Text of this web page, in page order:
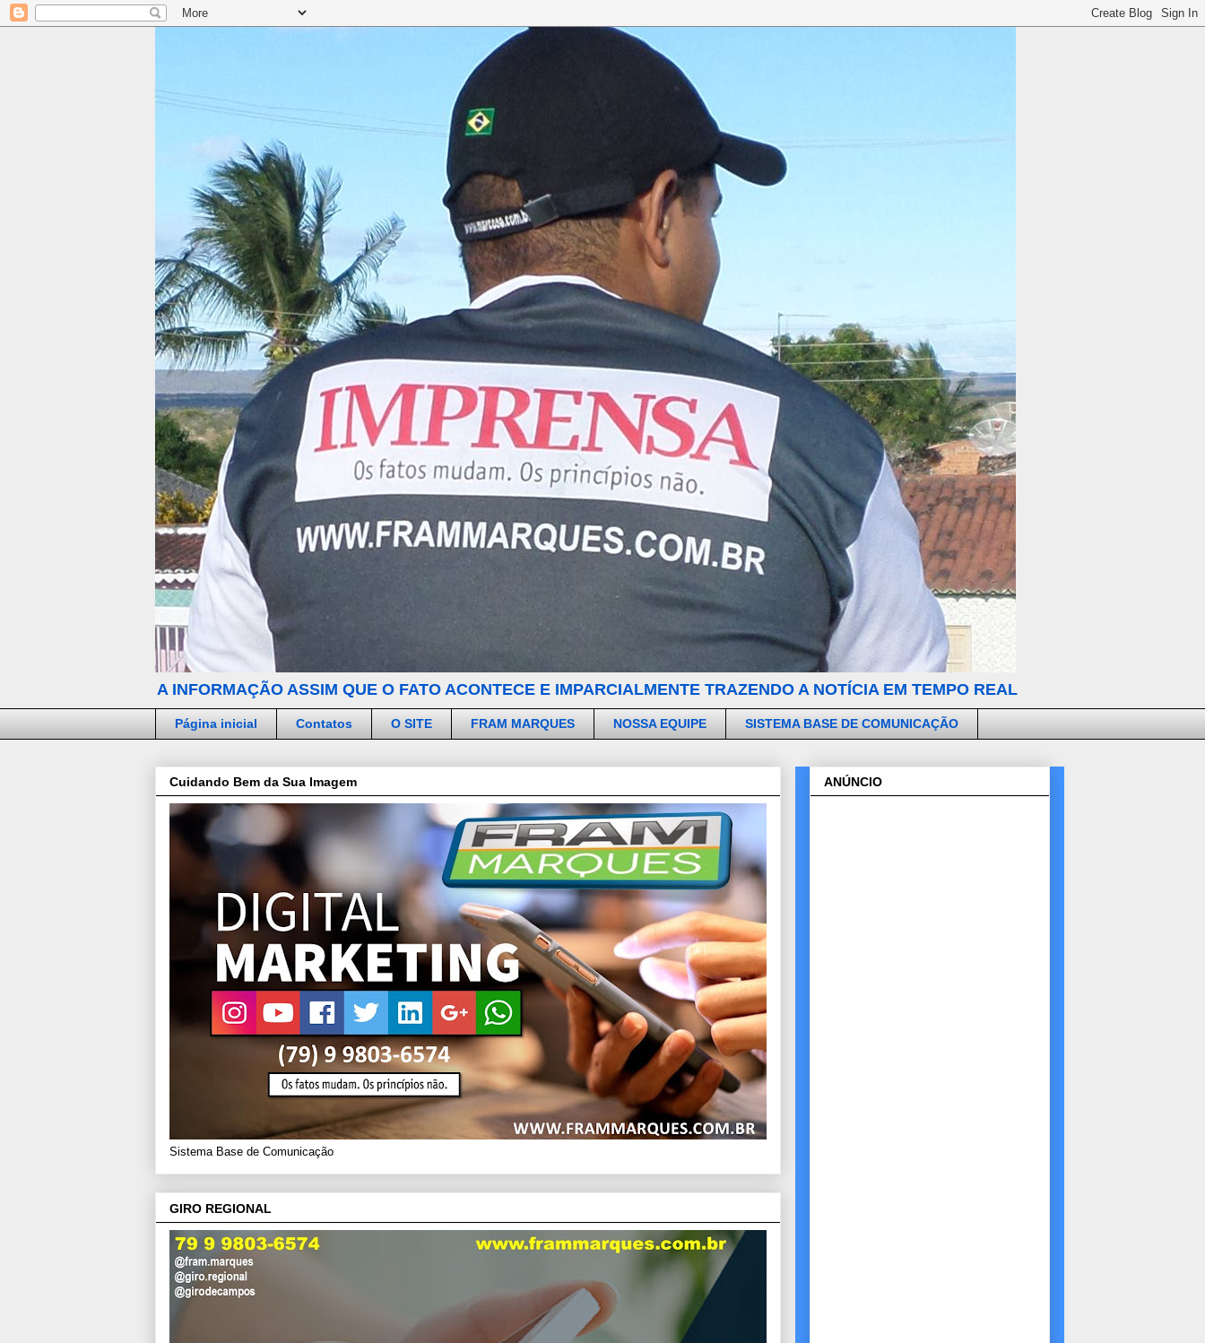
A INFORMAÇÃO ASSIM QUE O FATO ACONTECE E IMPARCIALMENTE TRAZENDO A NOTÍCIA EM TEMPO REAL
Página inicial Contatos O SITE FRAM MARQUES NOSSA EQUIPE SISTEMA BASE DE COMUNICAÇÃO
Cuidando Bem da Sua Imagem
Sistema Base de Comunicação
GIRO REGIONAL
ANÚNCIO